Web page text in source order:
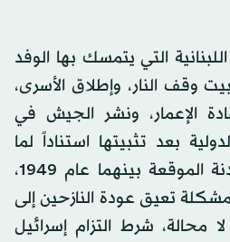
التي يتمسك بها الوفد
وقف النار، وإطلاق الأسرى،
الإعمار، ونشر الجيش في
بعد تثبيتها استناداً لما
نصت عليه اتفاقية الهدنة الموقعة بينهما عام 1949،
تعيق عودة النازحين إلى
محالة، شرط التزام إسرائيل